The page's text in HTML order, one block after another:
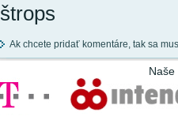
štrops
Ak chcete pridať komentáre, tak sa